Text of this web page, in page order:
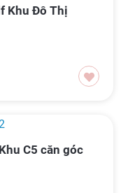
Khu Đô Thị
C5 căn góc